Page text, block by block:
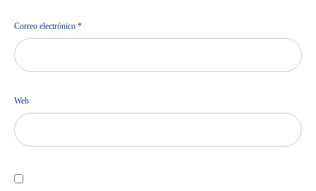
Correo electrónico *
Web